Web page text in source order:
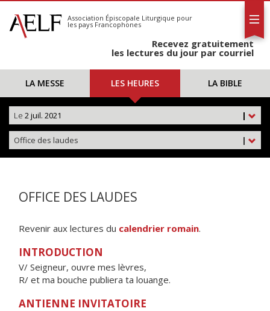
S'abonner
Calendrier
Association Épiscopale Liturgique pour
les pays Francophones
Recevez gratuitement
les lectures du jour par courriel
LA MESSE LES HEURES LA BIBLE
|
Le 2 juil. 2021
|
Office des laudes
OFFICE DES LAUDES
Revenir aux lectures du calendrier romain.
INTRODUCTION
V/ Seigneur, ouvre mes lèvres,
R/ et ma bouche publiera ta louange.
ANTIENNE INVITATOIRE